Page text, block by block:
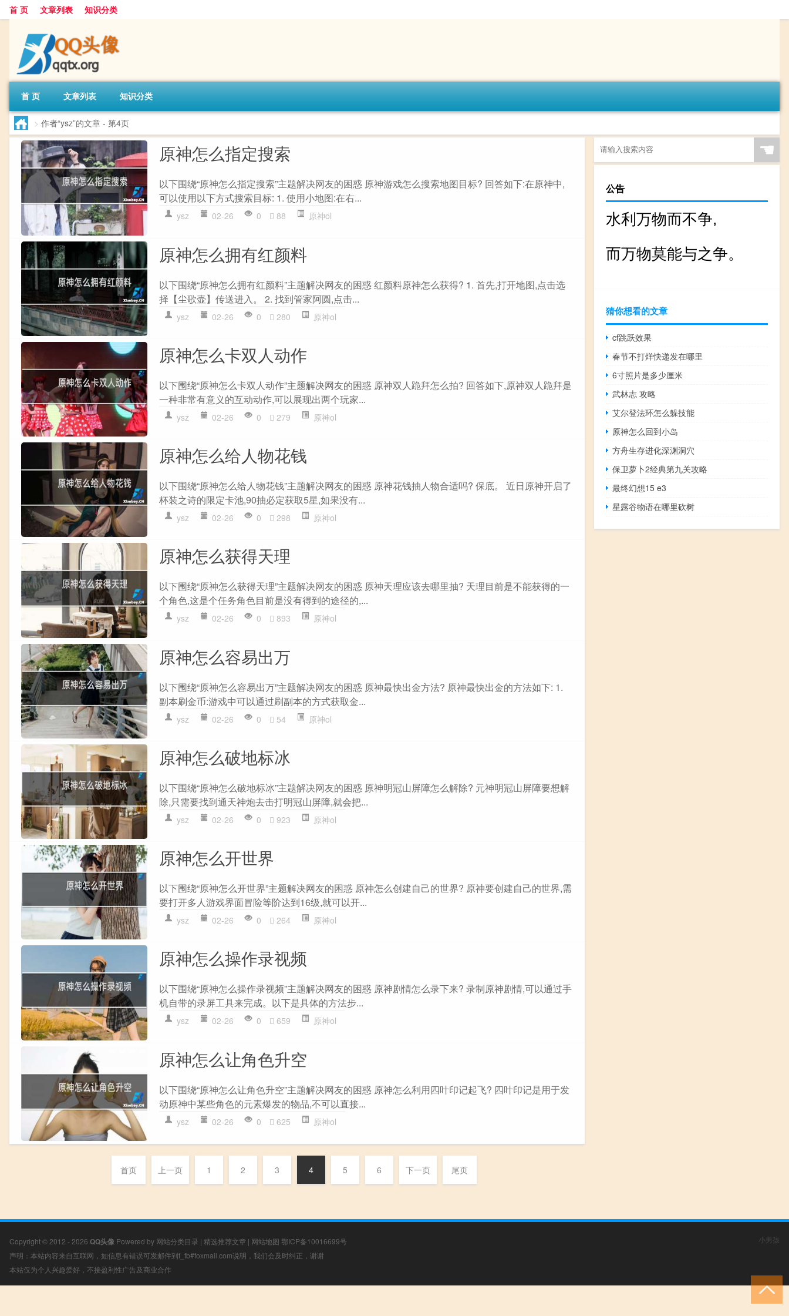
首 页 文章列表 知识分类
首 页 文章列表 知识分类
> 作者“ysz”的文章 - 第4页
原神怎么指定搜索
以下围绕“原神怎么指定搜索”主题解决网友的困惑 原神游戏怎么搜索地图目标? 回答如下:在原神中,
可以使用以下方式搜索目标: 1. 使用小地图:在右...
ysz 02-26 0 88 原神ol
原神怎么拥有红颜料
以下围绕“原神怎么拥有红颜料”主题解决网友的困惑 红颜料原神怎么获得? 1. 首先,打开地图,点击选
择【尘歌壶】传送进入。 2. 找到管家阿圆,点击...
ysz 02-26 0 280 原神ol
原神怎么卡双人动作
以下围绕“原神怎么卡双人动作”主题解决网友的困惑 原神双人跪拜怎么拍? 回答如下,原神双人跪拜是
一种非常有意义的互动动作,可以展现出两个玩家...
ysz 02-26 0 279 原神ol
原神怎么给人物花钱
以下围绕“原神怎么给人物花钱”主题解决网友的困惑 原神花钱抽人物合适吗? 保底。 近日原神开启了
杯装之诗的限定卡池,90抽必定获取5星,如果没有...
ysz 02-26 0 298 原神ol
原神怎么获得天理
以下围绕“原神怎么获得天理”主题解决网友的困惑 原神天理应该去哪里抽? 天理目前是不能获得的一
个角色,这是个任务角色目前是没有得到的途径的,...
ysz 02-26 0 893 原神ol
原神怎么容易出万
以下围绕“原神怎么容易出万”主题解决网友的困惑 原神最快出金方法? 原神最快出金的方法如下: 1.
副本刷金币:游戏中可以通过刷副本的方式获取金...
ysz 02-26 0 54 原神ol
原神怎么破地标冰
以下围绕“原神怎么破地标冰”主题解决网友的困惑 原神明冠山屏障怎么解除? 元神明冠山屏障要想解
除,只需要找到通天神炮去击打明冠山屏障,就会把...
ysz 02-26 0 923 原神ol
原神怎么开世界
以下围绕“原神怎么开世界”主题解决网友的困惑 原神怎么创建自己的世界? 原神要创建自己的世界,需
要打开多人游戏界面冒险等阶达到16级,就可以开...
ysz 02-26 0 264 原神ol
原神怎么操作录视频
以下围绕“原神怎么操作录视频”主题解决网友的困惑 原神剧情怎么录下来? 录制原神剧情,可以通过手
机自带的录屏工具来完成。以下是具体的方法步...
ysz 02-26 0 659 原神ol
原神怎么让角色升空
以下围绕“原神怎么让角色升空”主题解决网友的困惑 原神怎么利用四叶印记起飞? 四叶印记是用于发
动原神中某些角色的元素爆发的物品,不可以直接...
ysz 02-26 0 625 原神ol
首页 上一页 1 2 3 4 5 6 下一页 尾页
☚
公告
水利万物而不争,
而万物莫能与之争。
猜你想看的文章
cf跳跃效果
春节不打烊快递发在哪里
6寸照片是多少厘米
武林志 攻略
艾尔登法环怎么躲技能
原神怎么回到小岛
方舟生存进化深渊洞穴
保卫萝卜2经典第九关攻略
最终幻想15 e3
星露谷物语在哪里砍树
Copyright © 2012 - 2026 QQ头像 Powered by 网站分类目录 | 精选推荐文章 | 网站地图 鄂ICP备10016699号
声明：本站内容来自互联网，如信息有错误可发邮件到f_fb#foxmail.com说明，我们会及时纠正，谢谢
本站仅为个人兴趣爱好，不接盈利性广告及商业合作
小男孩